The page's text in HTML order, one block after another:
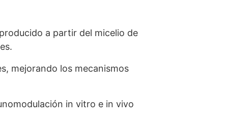
a partir del micelio de
mejorando los mecanismos
in vitro e in vivo